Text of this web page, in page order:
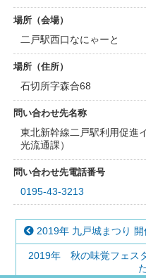
場所（会場）
二戸駅西口なにゃーと
場所（住所）
石切所字森合68
問い合わせ先名称
東北新幹線二戸駅利用促進
光流通課）
問い合わせ先電話番号
0195-43-3213
2019年 九戸城まつり
2019年 秋の味覚フェス